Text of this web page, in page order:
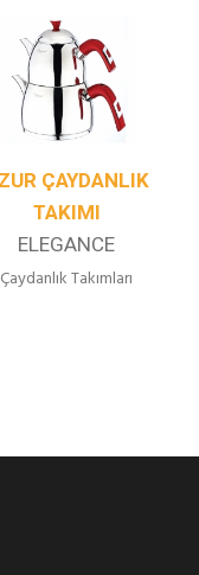
ÇAYDANLIK
TAKIMI
ELEGANCE
Çaydanlık Takımları